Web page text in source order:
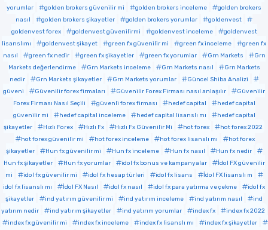
yorumlar
golden brokers güvenilir mi golden brokers inceleme
golden brokers
nasıl
golden brokers şikayetler golden brokers yorumlar
goldenvest
goldenvest forex
goldenvest güvenilirmi goldenvest inceleme
goldenvest
lisanslımı
goldenvest şikayet green fx güvenilir mi green fx inceleme
green fx
nasıl
green fx nedir green fx şikayetler green fx yorumlar Grn Markets
Grn
Markets değerlendirme
Grn Markets inceleme Grn Markets nasıl
Grn Markets
nedir
Grn Markets şikayetler Grn Markets yorumlar
Güncel Shiba Analizi
güveni
Güvenilir forex firmaları Güvenilir Forex Firması nasıl anlaşılır
Güvenilir
Forex Firması Nasıl Seçili
güvenli forex firması hedef capital
hedef capital
güvenilir mi
hedef capital inceleme hedef capital lisanslı mı
hedef capital
şikayetler
Hızlı Forex Hızlı Fx Hızlı Fx Güvenilir Mi hot forex
hot forex 2022
hot forex güvenilir mi
hot forex inceleme hot forex lisanslı mı
hot forex
şikayetler
Hun fx güvenilir mi Hun fx inceleme Hun fx nasıl
Hun fx nedir
Hun fx şikayetler
Hun fx yorumlar idol fx bonus ve kampanyalar
İdol FX güvenilir
mi
idol fx güvenilir mi idol fx hesap türleri idol fx lisans
İdol FX lisanslı m
idol fx lisanslı mı
İdol FX Nasıl idol fx nasıl idol fx para yatırma ve çekme
idol fx
şikayetler
ind yatırım güvenilir mi ind yatırım inceleme ind yatırım nasıl
ind
yatırım nedir
ind yatırım şikayetler ind yatırım yorumlar index fx
index fx 2022
index fx güvenilir mi
index fx inceleme index fx lisanslı mı
index fx şikayetler